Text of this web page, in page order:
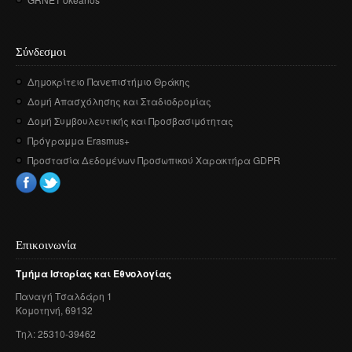
Σύνδεσμοι
Δημοκρίτειο Πανεπιστήμιο Θράκης
Δομή Απασχόλησης και Σταδιοδρομίας
Δομή Συμβουλευτικής και Προσβασιμότητας
Πρόγραμμα Erasmus+
Προστασία Δεδομένων Προσωπικού Χαρακτήρα GDPR
Επικοινωνία
ΤμήμαΙστορίαςκαι Εθνολογίας
Παναγή Τσαλδάρη 1
Κομοτηνή, 69132
Τηλ: 25310-39462